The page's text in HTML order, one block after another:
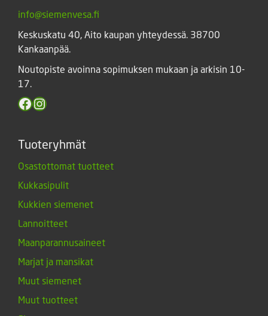
info@siemenvesa.fi
Keskuskatu 40, Aito kaupan yhteydessä. 38700
Kankaanpää.
Noutopiste avoinna sopimuksen mukaan ja arkisin 10-
17.
Facebook
Instagram
Tuoteryhmät
Osastottomat tuotteet
Kukkasipulit
Kukkien siemenet
Lannoitteet
Maanparannusaineet
Marjat ja mansikat
Muut siemenet
Muut tuotteet